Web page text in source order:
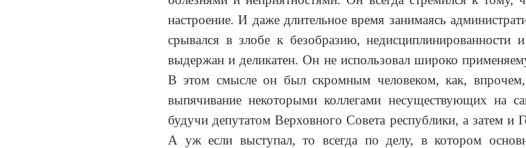
настроение. И даже длительное время занимаясь
срывался в злобе к безобразию, недисциплинированности
выдержан и деликатен. Он не использовал широко
В этом смысле он был скромным человеком, как,
выпячивание некоторыми коллегами несуществующих на
будучи депутатом Верховного Совета республики, а затем и
А уж если выступал, то всегда по делу, в котором